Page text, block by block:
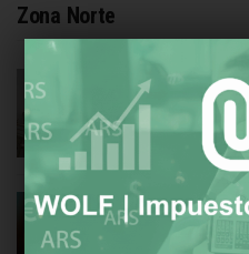
Zona Norte
Gremio docente
salarial
9 DE AGOSTO DE 2026
Suspenden
parado sobre
9 DE AGOSTO DE 2026